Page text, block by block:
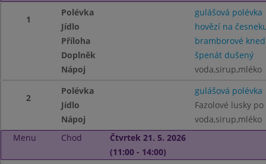
1
Polévka
gulášová polévka
Jídlo
hovězí na
Příloha
bramborové
Doplněk
špenát dušený
Nápoj
voda,sirup,mléko
2
Polévka
gulášová polévka
Jídlo
Fazolové lusky
Nápoj
voda,sirup,mléko
Menu
Chod
Čtvrtek 21. 5. 2026
(11:00 - 14:00)